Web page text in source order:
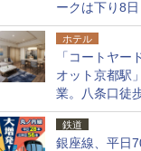
ークは下り8日
14日・15日
ホテル
「コートヤー
オット京都駅
業。八条口徒
ト含む全270
も併設
鉄道
銀座線、平日